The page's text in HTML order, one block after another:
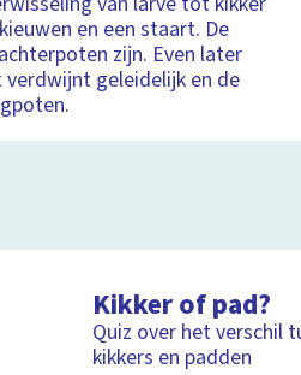
en een staart. De
zijn. Even later
geleidelijk en de
Kikker of pad?
Quiz over het verschil
kikkers en padden